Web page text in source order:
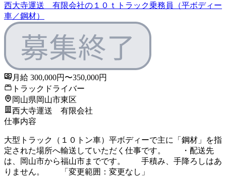
西大寺運送 有限会社の１０ｔトラック乗務員（平ボディー
車／鋼材）
月給 300,000円〜350,000円
トラックドライバー
岡山県岡山市東区
西大寺運送 有限会社
仕事内容
大型トラック（１０トン車）平ボディーで主に「鋼材」を指
定された場所へ輸送していただく仕事です。 ・配送先
は、岡山市から福山市までです。 手積み、手降ろしはあ
りません。 「変更範囲：変更なし」